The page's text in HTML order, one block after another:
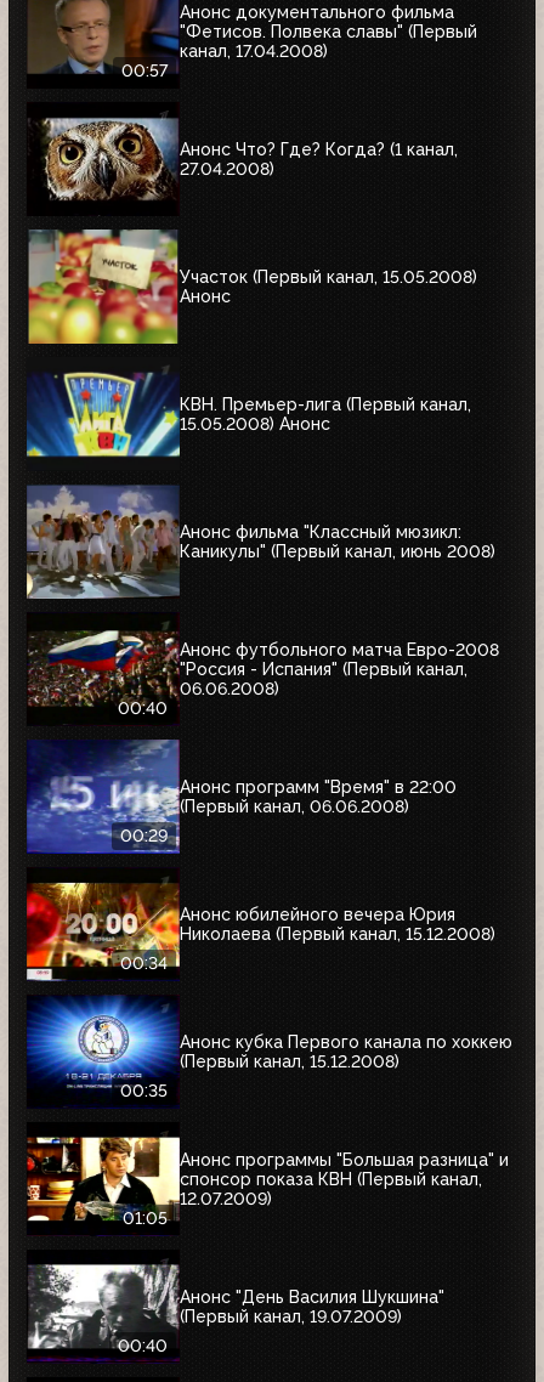
00:57
Анонс документального фильма
"Фетисов. Полвека славы" (Первый
канал, 17.04.2008)
Анонс Что? Где? Когда? (1 канал,
27.04.2008)
Участок (Первый канал, 15.05.2008)
Анонс
КВН. Премьер-лига (Первый канал,
15.05.2008) Анонс
Анонс фильма "Классный мюзикл:
Каникулы" (Первый канал, июнь 2008)
00:40
Анонс футбольного матча Евро-2008
"Россия - Испания" (Первый канал,
06.06.2008)
00:29
Анонс программ "Время" в 22:00
(Первый канал, 06.06.2008)
00:34
Анонс юбилейного вечера Юрия
Николаева (Первый канал, 15.12.2008)
00:35
Анонс кубка Первого канала по хоккею
(Первый канал, 15.12.2008)
01:05
Анонс программы "Большая разница" и
спонсор показа КВН (Первый канал,
12.07.2009)
00:40
Анонс "День Василия Шукшина"
(Первый канал, 19.07.2009)